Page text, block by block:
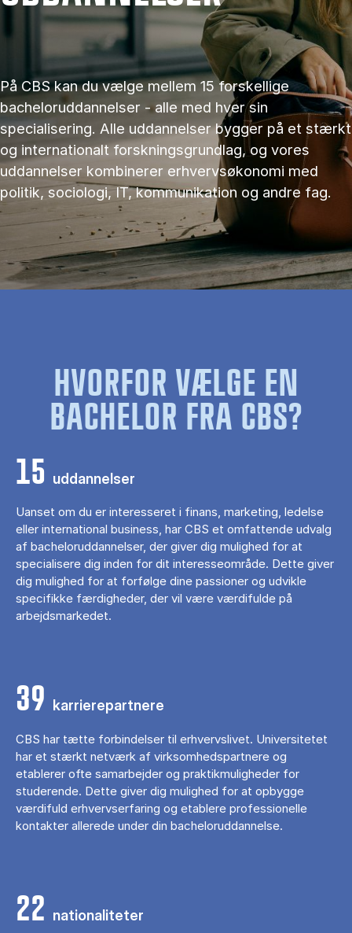
På CBS kan du vælge mellem 15 forskellige
bacheloruddannelser - alle med hver sin
specialisering. Alle uddannelser bygger på et stærkt
og internationalt forskningsgrundlag, og vores
uddannelser kombinerer erhvervsøkonomi med
politik, sociologi, IT, kommunikation og andre fag.
HVORFOR VÆLGE EN
BACHELOR FRA CBS?
15 uddannelser
Uanset om du er interesseret i finans, marketing, ledelse
eller international business, har CBS et omfattende udvalg
af bacheloruddannelser, der giver dig mulighed for at
specialisere dig inden for dit interesseområde. Dette giver
dig mulighed for at forfølge dine passioner og udvikle
specifikke færdigheder, der vil være værdifulde på
arbejdsmarkedet.
39 karrierepartnere
CBS har tætte forbindelser til erhvervslivet. Universitetet
har et stærkt netværk af virksomhedspartnere og
etablerer ofte samarbejder og praktikmuligheder for
studerende. Dette giver dig mulighed for at opbygge
værdifuld erhvervserfaring og etablere professionelle
kontakter allerede under din bacheloruddannelse.
22 nationaliteter